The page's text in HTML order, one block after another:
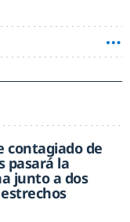
contagiado de
pasará la
junto a dos